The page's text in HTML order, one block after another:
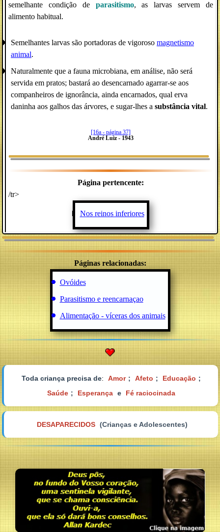
semelhante condição de parasitismo, as larvas servem de
alimento habitual.
Semelhantes larvas são portadoras de vigoroso magnetismo
animal.
Naturalmente que a fauna microbiana, em análise, não será
servida em pratos; bastará ao desencarnado agarrar-se aos
companheiros de ignorância, ainda encarnados, qual erva
daninha aos galhos das árvores, e sugar-lhes a substância vital.
[16a - página 37]
André Luiz - 1943
Página pertencente:
/tr>
Nos reinos inferiores
Páginas relacionadas:
Ovóides
Parasitismo e reencarnaçao
Alimentação - víceras dos animais
Toda criança precisa de: Amor ; Afeto ; Educação ;
Saúde ; Esperança e Fé raciocinada
DESAPARECIDOS (Crianças e Adolescentes)